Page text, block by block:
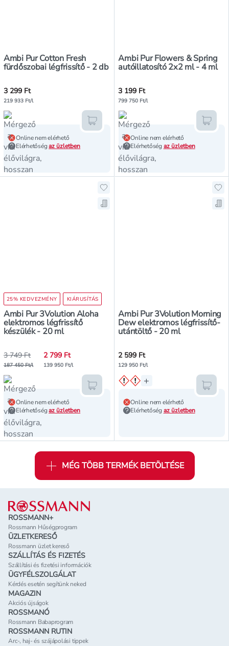
Ambi Pur Cotton Fresh
fürdőszobai légfrissítő - 2 db
3 299 Ft
219 933 Ft/l
Online nem elérhető
Elérhetőségaz üzletben
Kosárba teszem
Ambi Pur Flowers & Spring
autóillatosító 2x2 ml - 4 ml
3 199 Ft
799 750 Ft/l
Online nem elérhető
Elérhetőség az üzletben
25% KEDVEZMÉNY KIÁRUSÍTÁS
Ambi Pur 3Volution Aloha
elektromos légfrissítő
készülék - 20 ml
Hozzáadás a kedvencekhez,
Mentés a bevásárló listára,
3 749 Ft
187 450 Ft/l
2 799 Ft
139 950 Ft/l
Online nem elérhető
Elérhetőségaz üzletben
Kosárba teszem
Ambi Pur 3Volution Morning
Dew elektromos légfrissítő-
utántöltő - 20 ml
2 599 Ft
129 950 Ft/l
Online nem elérhető
Elérhetőség az üzletben
+
MÉG TÖBB TERMÉK BETÖLTÉSE
Lábléc
ROSSMANN+
Rossmann Hűségprogram
ÜZLETKERESŐ
Rossmann üzlet kereső
SZÁLLÍTÁS ÉS FIZETÉS
Szállítási és fizetési információk
ÜGYFÉLSZOLGÁLAT
Kérdés esetén segítünk neked
MAGAZIN
Akciós újságok
ROSSMANÓ
Rossmann Babaprogram
ROSSMANN RUTIN
Arc-, haj- és szájápolási tippek